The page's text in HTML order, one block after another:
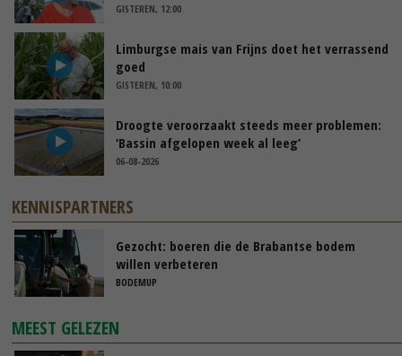
GISTEREN, 12:00
Limburgse mais van Frijns doet het verrassend
goed
GISTEREN, 10:00
Droogte veroorzaakt steeds meer problemen:
‘Bassin afgelopen week al leeg’
06-08-2026
KENNISPARTNERS
Gezocht: boeren die de Brabantse bodem
willen verbeteren
BODEMUP
MEEST GELEZEN